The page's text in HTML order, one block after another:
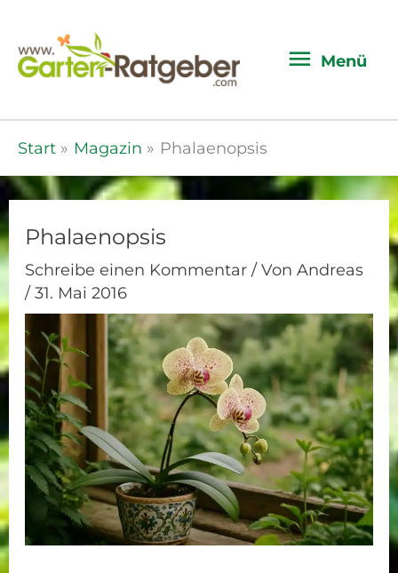
Menü
Start Magazin Phalaenopsis
Phalaenopsis
Schreibe einen Kommentar / VonAndreas
/31. Mai 2016